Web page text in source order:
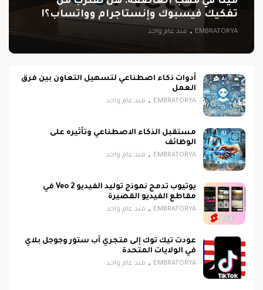
تفكيك فيسبوك وإنستاجرام وواتساب؟!
EMBRATORYA منذ عام واحد
أدوات ذكاء اصطناعي لتسهيل التعاون بين فرق
العمل
EMBRATORYA منذ عام واحد
مستقبل الذكاء الاصطناعي وتأثيره على
الوظائف
EMBRATORYA منذ عام واحد
يوتيوب تدمج نموذج توليد الفيديو Veo 2 في
مقاطع الفيديو القصيرة
EMBRATORYA منذ عام واحد
عودت تيك توك إلى متجري آب ستور وجوجل بلاي
في الولايات المتحدة
EMBRATORYA منذ عام واحد